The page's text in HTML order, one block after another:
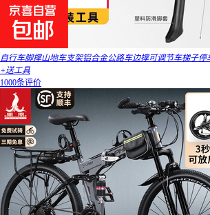
自行车脚撑山地车支架铝合金公路车边撑可调节车梯子
+送工具
1000条评价